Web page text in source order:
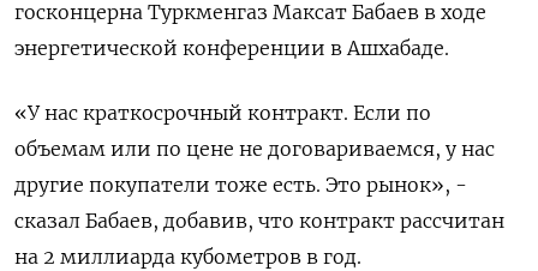
госконцерна Туркменгаз Максат Бабаев в ходе
энергетической конференции в Ашхабаде.
«У нас краткосрочный контракт. Если по
объемам или по цене не договариваемся, у нас
другие покупатели тоже есть. Это рынок», -
сказал Бабаев, добавив, что контракт рассчитан
на 2 миллиарда кубометров в год.